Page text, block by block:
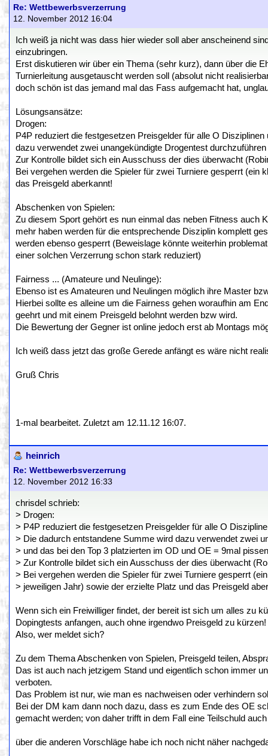
Re: Wettbewerbsverzerrung
12. November 2012 16:04
Ich weiß ja nicht was dass hier wieder soll aber anscheinend
einzubringen.
Erst diskutieren wir über ein Thema (sehr kurz), dann über die
Turnierleitung ausgetauscht werden soll (absolut nicht
doch schön ist das jemand mal das Fass aufgemacht hat,
Lösungsansätze:
Drogen:
P4P reduziert die festgesetzen Preisgelder für alle O
dazu verwendet zwei unangekündigte Drogentest
Zur Kontrolle bildet sich ein Ausschuss der dies überwacht
Bei vergehen werden die Spieler für zwei Turniere gesperrt
das Preisgeld aberkannt!
Abschenken von Spielen:
Zu diesem Sport gehört es nun einmal das neben Fitness auch
mehr haben werden für die entsprechende Disziplin komplett
werden ebenso gesperrt (Beweislage könnte weiterhin
einer solchen Verzerrung schon stark reduziert)
Fairness ... (Amateure und Neulinge):
Ebenso ist es Amateuren und Neulingen möglich ihre Master
Hierbei sollte es alleine um die Fairness gehen woraufhin am
geehrt und mit einem Preisgeld belohnt werden bzw wird.
Die Bewertung der Gegner ist online jedoch erst ab Montags
Ich weiß dass jetzt das große Gerede anfängt es wäre nicht
Gruß Chris
1-mal bearbeitet. Zuletzt am 12.11.12 16:07.
heinrich
Re: Wettbewerbsverzerrung
12. November 2012 16:33
chrisdel schrieb:
> Drogen:
> P4P reduziert die festgesetzen Preisgelder für alle O
> Die dadurch entstandene Summe wird dazu verwendet zwei
> und das bei den Top 3 platzierten im OD und OE = 9mal
> Zur Kontrolle bildet sich ein Ausschuss der dies überwacht
> Bei vergehen werden die Spieler für zwei Turniere gesperrt
> jeweiligen Jahr) sowie der erzielte Platz und das Preisgeld
Wenn sich ein Freiwilliger findet, der bereit ist sich um alles zu
Dopingtests anfangen, auch ohne irgendwo Preisgeld zu kürzen!
Also, wer meldet sich?
Zu dem Thema Abschenken von Spielen, Preisgeld teilen,
Das ist auch nach jetzigem Stand und eigentlich schon immer
verboten.
Das Problem ist nur, wie man es nachweisen oder verhindern
Bei der DM kam dann noch dazu, dass es zum Ende des OE
gemacht werden; von daher trifft in dem Fall eine Teilschuld
über die anderen Vorschläge habe ich noch nicht näher